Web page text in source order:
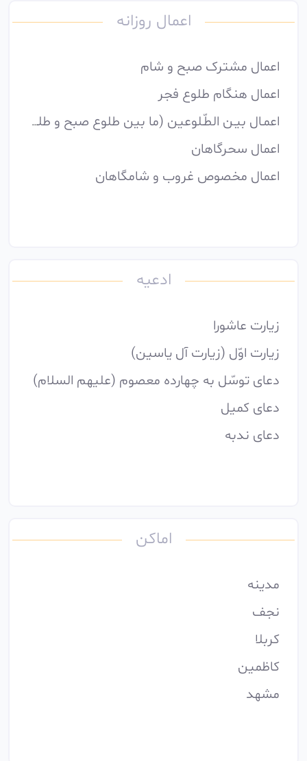
اعمال روزانه
اعمال مشترک صبح و شام
اعمال هنگام طلوع فجر
اعمـال بیـن الطّـلوعین (ما بین طلوع صبح و طلوع آفتاب)
اعمال سحرگاهان
اعمال مخصوص غروب و شامگاهان
ادعیه
زیارت عاشورا
زیارت اوّل (زیارت آل یاسین)
دعاى توسّل به چهارده معصوم (علیهم السلام)
دعاى کميل
دعاى ندبه
اماکن
مدینه
نجف
کربلا
کاظمین
مشهد